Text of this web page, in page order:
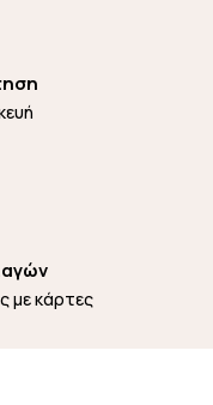
με κάρτες